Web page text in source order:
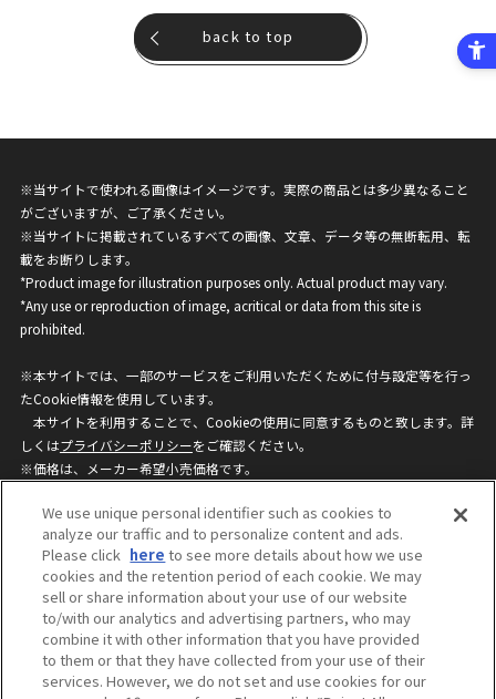
back to top
※当サイトで使われる画像はイメージです。実際の商品とは多少異なること
がございますが、ご了承ください。
※当サイトに掲載されているすべての画像、文章、データ等の無断転用、転
載をお断りします。
*Product image for illustration purposes only. Actual product may vary.
*Any use or reproduction of image, acritical or data from this site is
prohibited.
※本サイトでは、一部のサービスをご利用いただくために付与設定等を行っ
たCookie情報を使用しています。
本サイトを利用することで、Cookieの使用に同意するものと致します。詳
しくはプライバシーポリシーをご確認ください。
※価格は、メーカー希望小売価格です。
ざいますのでご了承ください。
privacypolicy
Do Not Sell or Share My
Personal Information
ウェブサイトご利用条件
ソーシャルメディアポリシー
個人情報保護方針
お問い合わせ
We use unique personal identifier such as cookies to
analyze our traffic and to personalize content and ads.
Please click here to see more details about how we use
cookies and the retention period of each cookie. We may
sell or share information about your use of our website
to/with our analytics and advertising partners, who may
combine it with other information that you have provided
to them or that they have collected from your use of their
services. However, we do not set and use cookies for our